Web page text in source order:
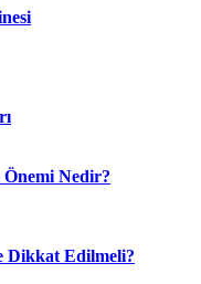
Önemi Nedir?
Dikkat Edilmeli?